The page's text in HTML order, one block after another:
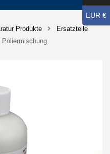
Produkte
Ersatzteile
Poliermischung
EUR €